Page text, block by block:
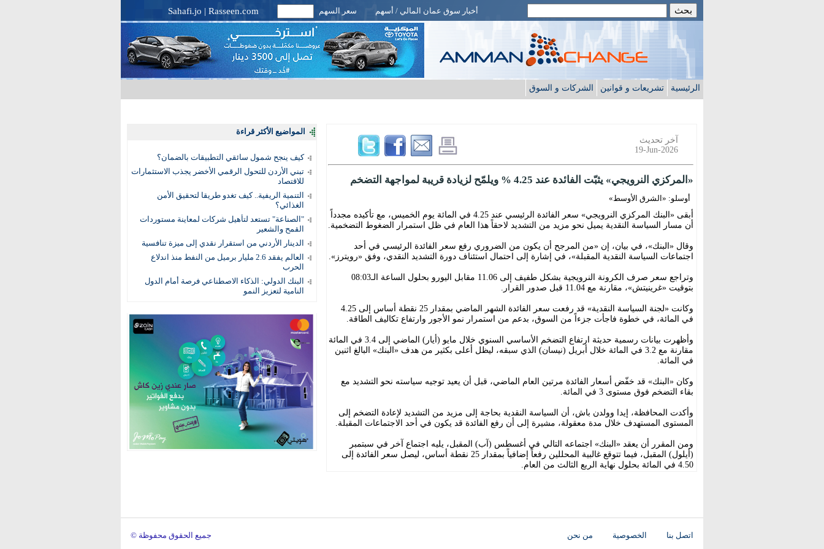
أخبار سوق عمان المالي / أسهم سعر السهم Sahafi.jo | Rasseen.com
الرئيسية تشريعات و قوانين الشركات و السوق
المواضيع الأكثر قراءة
كيف ينجح شمول سائقي التطبيقات بالضمان؟
تبني الأردن للتحول الرقمي الأخضر يجذب الاستثمارات
للاقتصاد
التنمية الريفية.. كيف تغدو طريقا لتحقيق الأمن
الغذائي؟
"الصناعة" تستعد لتأهيل شركات لمعاينة مستوردات
القمح والشعير
الدينار الأردني من استقرار نقدي إلى ميزة تنافسية
العالم يفقد 2.6 مليار برميل من النفط منذ اندلاع
الحرب
البنك الدولي: الذكاء الاصطناعي فرصة أمام الدول
النامية لتعزيز النمو
آخر تحديث
19-Jun-2026
«المركزي النرويجي» يثبّت الفائدة عند 4.25 % ويلمّح لزيادة قريبة لمواجهة التضخم
أوسلو: «الشرق الأوسط»
أبقى «البنك المركزي النرويجي» سعر الفائدة الرئيسي عند 4.25 في المائة يوم الخميس، مع تأكيده مجدداً
أن مسار السياسة النقدية يميل نحو مزيد من التشديد لاحقاً هذا العام في ظل استمرار الضغوط التضخمية.
وقال «البنك»، في بيان، إن «من المرجح أن يكون من الضروري رفع سعر الفائدة الرئيسي في أحد
اجتماعات السياسة النقدية المقبلة»، في إشارة إلى احتمال استئناف دورة التشديد النقدي، وفق «رويترز».
وتراجع سعر صرف الكرونة النرويجية بشكل طفيف إلى 11.06 مقابل اليورو بحلول الساعة الـ08:03
بتوقيت «غرينيتش»، مقارنة مع 11.04 قبل صدور القرار.
وكانت «لجنة السياسة النقدية» قد رفعت سعر الفائدة الشهر الماضي بمقدار 25 نقطة أساس إلى 4.25
في المائة، في خطوة فاجأت جزءاً من السوق، بدعم من استمرار نمو الأجور وارتفاع تكاليف الطاقة.
وأظهرت بيانات رسمية حديثة ارتفاع التضخم الأساسي السنوي خلال مايو (أيار) الماضي إلى 3.4 في المائة
مقارنة مع 3.2 في المائة خلال أبريل (نيسان) الذي سبقه، ليظل أعلى بكثير من هدف «البنك» البالغ اثنين
في المائة.
وكان «البنك» قد خفّض أسعار الفائدة مرتين العام الماضي، قبل أن يعيد توجيه سياسته نحو التشديد مع
بقاء التضخم فوق مستوى 3 في المائة.
وأكدت المحافظة، إيدا وولدن باش، أن السياسة النقدية بحاجة إلى مزيد من التشديد لإعادة التضخم إلى
المستوى المستهدف خلال مدة معقولة، مشيرة إلى أن رفع الفائدة قد يكون في أحد الاجتماعات المقبلة.
ومن المقرر أن يعقد «البنك» اجتماعه التالي في أغسطس (آب) المقبل، يليه اجتماع آخر في سبتمبر
(أيلول) المقبل، فيما تتوقع غالبية المحللين رفعاً إضافياً بمقدار 25 نقطة أساس، ليصل سعر الفائدة إلى
4.50 في المائة بحلول نهاية الربع الثالث من العام.
اتصل بنا الخصوصية من نحن © جميع الحقوق محفوظة